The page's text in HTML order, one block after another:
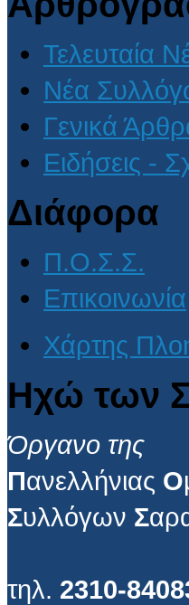
Τελευταία
Νέα
Γενικά
Ειδήσεις -
Διάφορα
Π.Ο.Σ.Σ.
Επικοινωνία
Χάρτης
Ηχώ των
Όργανο της
Πανελλήνιας Ο
Συλλόγων Σ
τηλ. 2310-